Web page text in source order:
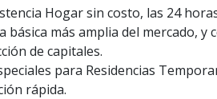
Hogar sin costo, las 24
más amplia del mercado, y
de capitales.
para Residencias
rápida.